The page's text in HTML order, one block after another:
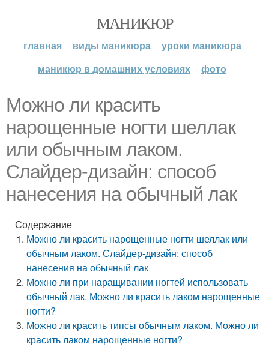
МАНИКЮР
главная виды маникюра
уроки маникюра
маникюр в домашних условиях
фото
Можно ли красить
нарощенные ногти шеллак
или обычным лаком.
Слайдер-дизайн: способ
нанесения на обычный лак
Содержание
Можно ли красить нарощенные ногти шеллак или
обычным лаком. Слайдер-дизайн: способ
нанесения на обычный лак
Можно ли при наращивании ногтей использовать
обычный лак. Можно ли красить лаком нарощенные
ногти?
Можно ли красить типсы обычным лаком. Можно ли
красить лаком нарощенные ногти?